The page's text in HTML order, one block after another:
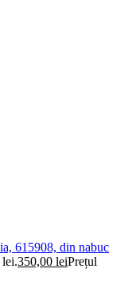
615908, din nabuc
350,00 leiPrețul